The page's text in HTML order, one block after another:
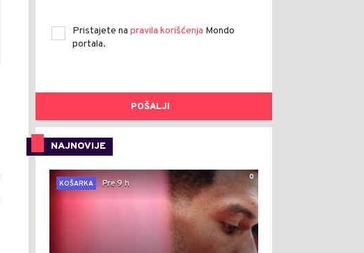
Pristajete na pravila korišćenja Mondo
portala.
POŠALJI
NAJNOVIJE
0
KOŠARKA
Pre 9 h